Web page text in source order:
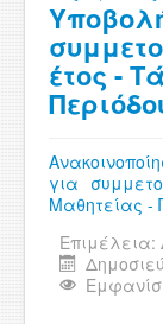
έτος -
για
Μαθητείας -
Επιμέλεια: